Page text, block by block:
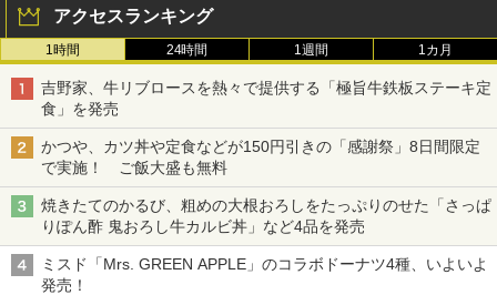
アクセスランキング
1時間 24時間 1週間 1カ月
吉野家、牛リブロースを熱々で提供する「極旨牛鉄板ステーキ定
食」を発売
かつや、カツ丼や定食などが150円引きの「感謝祭」8日間限定
で実施！ ご飯大盛も無料
焼きたてのかるび、粗めの大根おろしをたっぷりのせた「さっぱ
りぽん酢 鬼おろし牛カルビ丼」など4品を発売
ミスド「Mrs. GREEN APPLE」のコラボドーナツ4種、いよいよ
発売！